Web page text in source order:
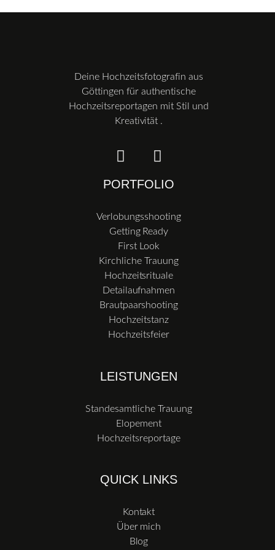
Deine Hochzeitsfotografin aus
Göttingen für authentische
Hochzeitsreportagen mit Stil und
Kreativität .
PORTFOLIO
Verlobungsshooting
Getting Ready
First Look
Kirchliche Trauung
Hochzeitsrituale
Detailaufnahmen
Brautpaarshooting
Hochzeitstanz
Hochzeitsfeier
LEISTUNGEN
Standesamtliche Trauung
Elopement
Hochzeitsreportage
QUICK LINKS
Kontakt
Über mich
Blog